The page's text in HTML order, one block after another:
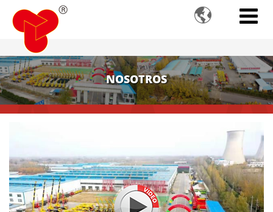

NOSOTROS